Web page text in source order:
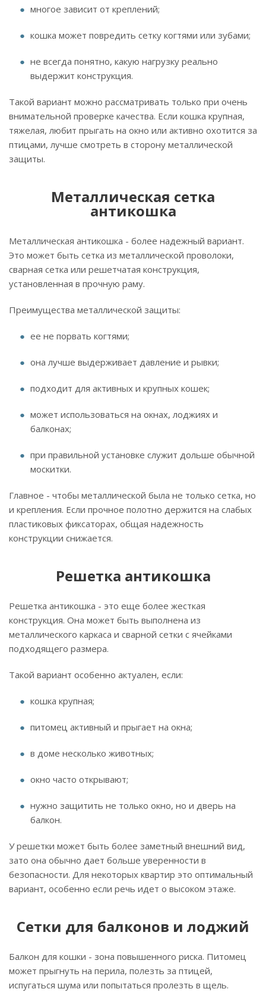
многое зависит от креплений;
кошка может повредить сетку когтями или зубами;
не всегда понятно, какую нагрузку реально
выдержит конструкция.
Такой вариант можно рассматривать только при очень
внимательной проверке качества. Если кошка крупная,
тяжелая, любит прыгать на окно или активно охотится за
птицами, лучше смотреть в сторону металлической
защиты.
Металлическая сетка
антикошка
Металлическая антикошка - более надежный вариант.
Это может быть сетка из металлической проволоки,
сварная сетка или решетчатая конструкция,
установленная в прочную раму.
Преимущества металлической защиты:
ее не порвать когтями;
она лучше выдерживает давление и рывки;
подходит для активных и крупных кошек;
может использоваться на окнах, лоджиях и
балконах;
при правильной установке служит дольше обычной
москитки.
Главное - чтобы металлической была не только сетка, но
и крепления. Если прочное полотно держится на слабых
пластиковых фиксаторах, общая надежность
конструкции снижается.
Решетка антикошка
Решетка антикошка - это еще более жесткая
конструкция. Она может быть выполнена из
металлического каркаса и сварной сетки с ячейками
подходящего размера.
Такой вариант особенно актуален, если:
кошка крупная;
питомец активный и прыгает на окна;
в доме несколько животных;
окно часто открывают;
нужно защитить не только окно, но и дверь на
балкон.
У решетки может быть более заметный внешний вид,
зато она обычно дает больше уверенности в
безопасности. Для некоторых квартир это оптимальный
вариант, особенно если речь идет о высоком этаже.
Сетки для балконов и лоджий
Балкон для кошки - зона повышенного риска. Питомец
может прыгнуть на перила, полезть за птицей,
испугаться шума или попытаться пролезть в щель.